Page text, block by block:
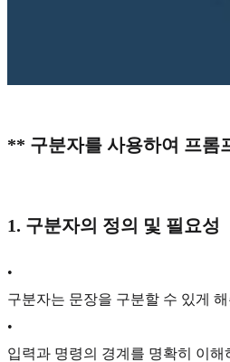
** 구분자를 사용하여 프롬
1. 구분자의 정의 및 필요성
•
구분자는 문장을 구분할 수 있게
•
입력과 명령의 경계를 명확히 이해